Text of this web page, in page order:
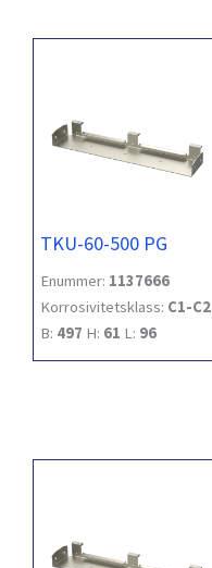
TKU-60-500 PG
Enummer: 1137666
Korrosivitetsklass: C1-C2
B: 497 H: 61 L: 96